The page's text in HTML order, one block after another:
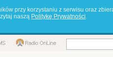
przy korzystaniu z serwisu oraz
naszą Politykę Prywatności.